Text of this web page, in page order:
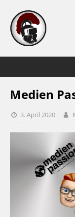
Medien
3. April 2020